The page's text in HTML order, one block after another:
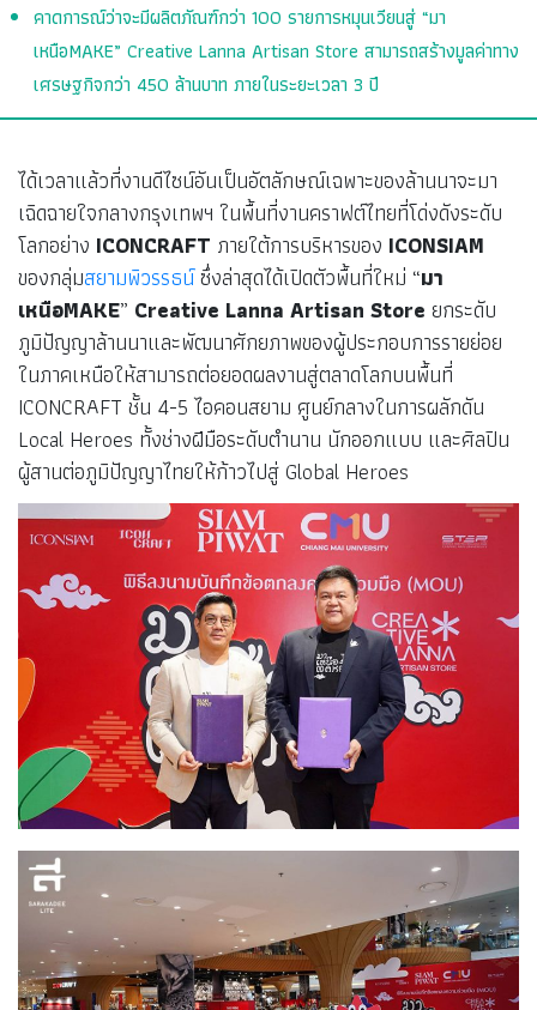
คาดการณ์ว่าจะมีผลิตภัณฑ์กว่า 100 รายการหมุนเวียนสู่ “มา
เหนือMAKE” Creative Lanna Artisan Store สามารถสร้างมูลค่าทาง
เศรษฐกิจกว่า 450 ล้านบาท ภายในระยะเวลา 3 ปี
ได้เวลาแล้วที่งานดีไซน์อันเป็นอัตลักษณ์เฉพาะของล้านนาจะมา
เฉิดฉายใจกลางกรุงเทพฯ ในพื้นที่งานคราฟต์ไทยที่โด่งดังระดับ
โลกอย่าง ICONCRAFT ภายใต้การบริหารของ ICONSIAM
ของกลุ่มสยามพิวรรธน์ซึ่งล่าสุดได้เปิดตัวพื้นที่ใหม่ “มา
เหนือMAKE” Creative Lanna Artisan Store ยกระดับ
ภูมิปัญญาล้านนาและพัฒนาศักยภาพของผู้ประกอบการรายย่อย
ในภาคเหนือให้สามารถต่อยอดผลงานสู่ตลาดโลกบนพื้นที่
ICONCRAFT ชั้น 4-5 ไอคอนสยาม ศูนย์กลางในการผลักดัน
Local Heroes ทั้งช่างฝีมือระดับตำนาน นักออกแบบ และศิลปิน
ผู้สานต่อภูมิปัญญาไทยให้ก้าวไปสู่ Global Heroes